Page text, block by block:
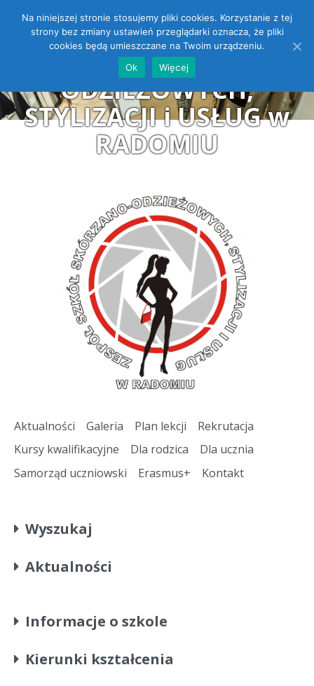
Open toolbar
ZESPÓŁ SZKÓŁ
SKÓRZANO-
ODZIEŻOWYCH,
STYLIZACJI i USŁUG w
RADOMIU
Aktualności Galeria Plan lekcji
Rekrutacja
Kursy kwalifikacyjne
Dla rodzica
Dla ucznia
Samorząd uczniowski
Erasmus+ Kontakt
Wyszukaj
Aktualności
Informacje o szkole
Kierunki kształcenia
Na niniejszej stronie stosujemy pliki cookies. Korzystanie z tej
strony bez zmiany ustawień przeglądarki oznacza, że pliki
cookies będą umieszczane na Twoim urządzeniu.
Ok
Więcej